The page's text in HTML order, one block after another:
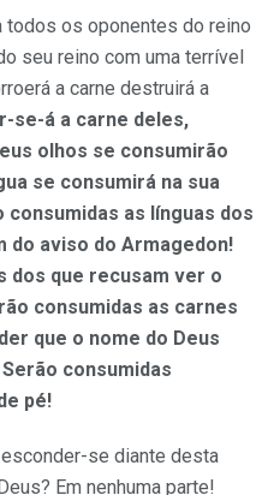
todos os oponentes do reino
seu reino com uma terrível
a carne destruirá a
se-á a carne deles,
olhos se consumirão
se consumirá na sua
consumidas as línguas dos
do aviso do Armagedon!
dos que recusam ver o
consumidas as carnes
que o nome do Deus
consumidas
pé!
se diante desta
Em nenhuma parte!